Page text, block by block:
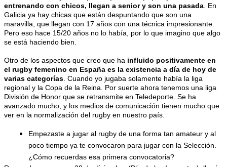
entrenando con chicos, llegan a senior y son una pasada . En
Galicia ya hay chicas que están despuntando que son una
maravilla, que llegan con 17 años con una técnica impresionante.
Pero eso hace 15/20 años no lo había, por lo que imagino que algo
se está haciendo bien.
Otro de los aspectos que creo que ha influido positivamente en
el rugby femenino en España es la existencia a día de hoy de
varias categorías . Cuando yo jugaba solamente había la liga
regional y la Copa de la Reina. Por suerte ahora tenemos una liga
División de Honor que se retransmite en Teledeporte. Se ha
avanzado mucho, y los medios de comunicación tienen mucho que
ver en la normalización del rugby en nuestro país.
Empezaste a jugar al rugby de una forma tan amateur y al
poco tiempo ya te convocaron para jugar con la Selección.
¿Cómo recuerdas esa primera convocatoria?